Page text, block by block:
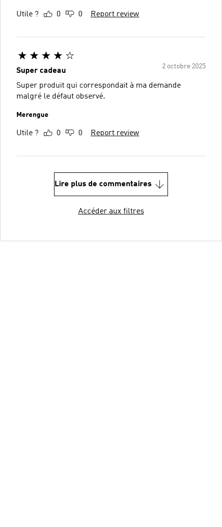
Utile ? 0 0 Report review
2 octobre 2025
Super cadeau
Super produit qui correspondait à ma demande
malgré le défaut observé.
Merengue
Utile ? 0 0 Report review
Lire plus de commentaires
Accéder aux filtres